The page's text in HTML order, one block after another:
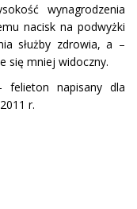
wynagrodzenia
nacisk na podwyżki
służby zdrowia, a –
się mniej widoczny.
felieton napisany dla
r.